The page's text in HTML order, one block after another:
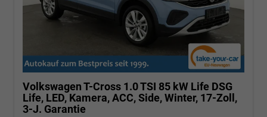
Volkswagen T-Cross 1.0 TSI 85 kW Life DSG
Life, LED, Kamera, ACC, Side, Winter, 17-Zoll,
3-J. Garantie